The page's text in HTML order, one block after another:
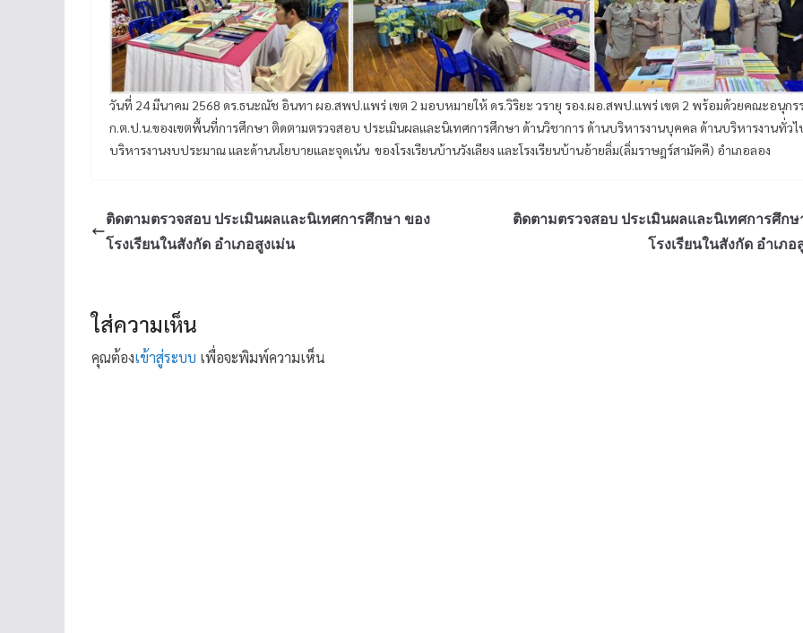
วันที่ 24 มีนาคม 2568 ดร.ธนะณัช อินทา ผอ.สพป.แพร่ เขต 2 มอบหมายให้ ดร.วิริยะ วรายุ รอง.ผอ.สพป.แพร่ เขต 2 พร้อมด้วยคณะอนุกร
ก.ต.ป.น.ของเขตพื้นที่การศึกษา ติดตามตรวจสอบ ประเมินผลและนิเทศการศึกษา ด้านวิชาการ ด้านบริหารงานบุคคล ด้านบริหารงานทั่วไ
บริหารงานงบประมาณ และด้านนโยบายและจุดเน้น ของโรงเรียนบ้านวังเลียง และโรงเรียนบ้านอ้ายลิ่ม(ลิ่มราษฎร์สามัคคี) อำเภอลอง
ติดตามตรวจสอบ ประเมินผลและนิเทศการศึกษา ของ
โรงเรียนในสังกัด อำเภอสูงเม่น
ติดตามตรวจสอบ ประเมินผลและนิเทศการศึกษ
โรงเรียนในสังกัด อำเภอ
ใส่ความเห็น
คุณต้องเข้าสู่ระบบ เพื่อจะพิมพ์ความเห็น